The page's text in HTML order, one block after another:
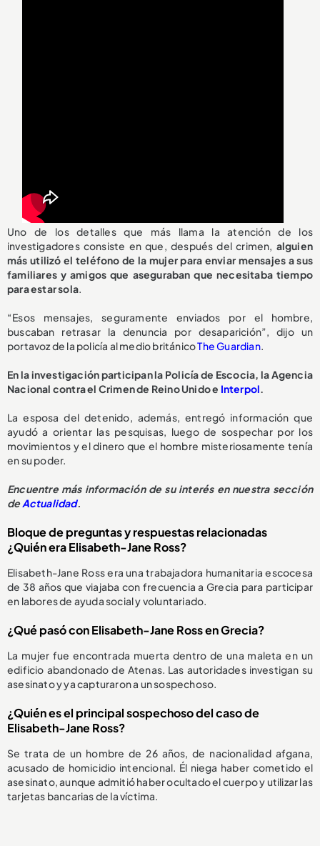
Uno de los detalles que más llama la atención de los
investigadores consiste en que, después del crimen, alguien
más utilizó el teléfono de la mujer para enviar mensajes a sus
familiares y amigos que aseguraban que necesitaba tiempo
para estar sola.
“Esos mensajes, seguramente enviados por el hombre,
buscaban retrasar la denuncia por desaparición”, dijo un
portavoz de la policía al medio británicoThe Guardian.
En la investigación participan la Policía de Escocia, la Agencia
Nacional contra el Crimen de Reino Unido e Interpol.
La esposa del detenido, además, entregó información que
ayudó a orientar las pesquisas, luego de sospechar por los
movimientos y el dinero que el hombre misteriosamente tenía
en su poder.
Encuentre más información de su interés en nuestra sección
deActualidad.
Bloque de preguntas y respuestas relacionadas
¿Quién era Elisabeth-Jane Ross?
Elisabeth-Jane Ross era una trabajadora humanitaria escocesa
de 38 años que viajaba con frecuencia a Grecia para participar
en labores de ayuda social y voluntariado.
¿Qué pasó con Elisabeth-Jane Ross en Grecia?
La mujer fue encontrada muerta dentro de una maleta en un
edificio abandonado de Atenas. Las autoridades investigan su
asesinato y ya capturaron a un sospechoso.
¿Quién es el principal sospechoso del caso de
Elisabeth-Jane Ross?
Se trata de un hombre de 26 años, de nacionalidad afgana,
acusado de homicidio intencional. Él niega haber cometido el
asesinato, aunque admitió haber ocultado el cuerpo y utilizar las
tarjetas bancarias de la víctima.